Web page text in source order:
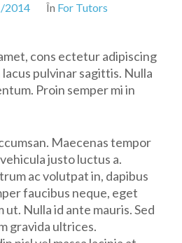
2014 În For Tutors
cons ectetur adipiscing
pulvinar sagittis. Nulla
Proin semper mi in
Maecenas tempor
justo luctus a.
ac volutpat in, dapibus
faucibus neque, eget
Nulla id ante mauris. Sed
gravida ultrices.